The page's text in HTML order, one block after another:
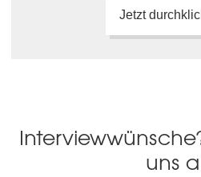
Jetzt
uns